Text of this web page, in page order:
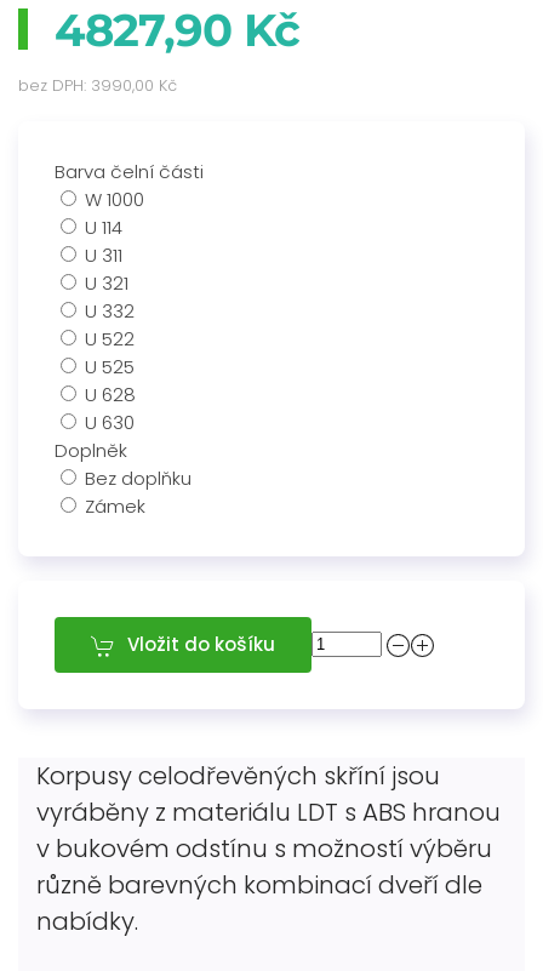
4827,90 Kč
bez DPH: 3990,00 Kč
Barva čelní části
W 1000
U 114
U 311
U 321
U 332
U 522
U 525
U 628
U 630
Doplněk
Bez doplňku
Zámek
Vložit do košíku
Korpusy celodřevěných skříní jsou
vyráběny z materiálu LDT s ABS hranou
v bukovém odstínu s možností výběru
různě barevných kombinací dveří dle
nabídky.